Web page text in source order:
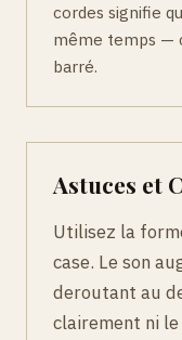
cordes signifie
même temps —
barré.
Astuces et
Utilisez la
case. Le son
deroutant au
clairement ni